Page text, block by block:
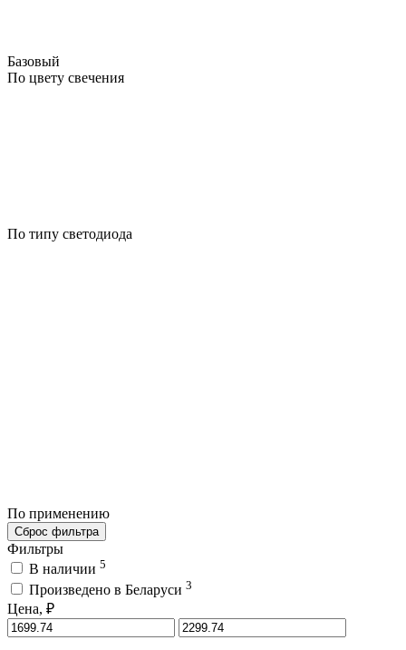
Базовый
По цвету свечения
По типу светодиода
По применению
Сброс фильтра
Фильтры
В наличии 5
Произведено в Беларуси 3
Цена, ₽